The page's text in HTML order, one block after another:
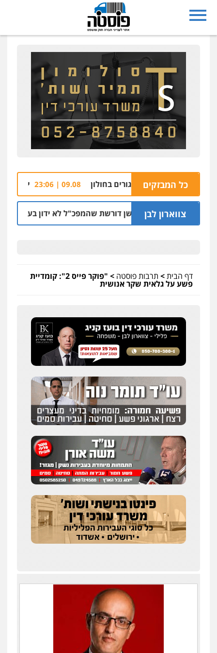
כל המבזקים
בבניין מגורים בחולון 09.08 | 23:06 יותר מ-1.5 ק"ג קריסטל אותר בתוך רכב בצומת בית קמה
צווארון לבן
ניצב שושן דורשת שהמפכ"ל לא ידון בעניינה בגלל
דף הבית> תרבות פוסטה > "פוקר פייס 2": קומדיית
פשע על גלאית שקר אנושית